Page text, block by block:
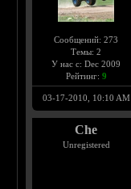
Сообщений: 273
Темы: 2
У нас с: Dec 2009
Рейтинг: 9
03-17-2010, 10:10 AM
Che
Unregistered